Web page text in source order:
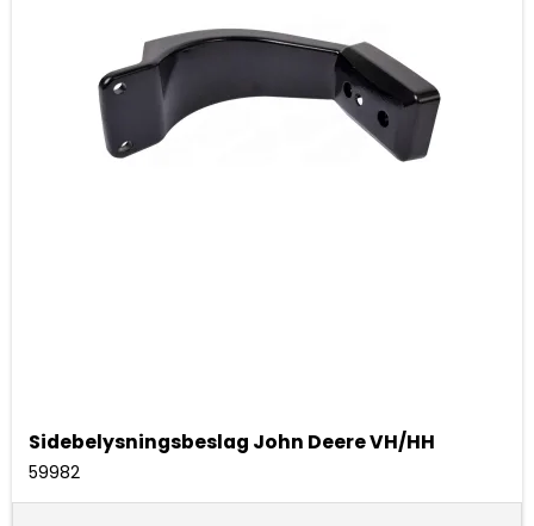
Sidebelysningsbeslag John Deere VH/HH
59982